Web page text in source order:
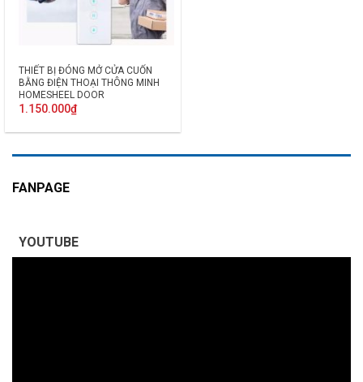
THIẾT BỊ ĐÓNG MỞ CỬA CUỐN
BẰNG ĐIỆN THOẠI THÔNG MINH
HOMESHEEL DOOR
1.150.000₫
FANPAGE
YOUTUBE